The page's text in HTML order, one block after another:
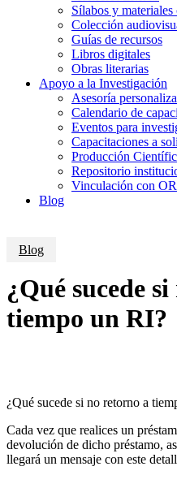
Sílabos y materiales
Colección
Guías de recursos
Libros digitales
Obras literarias
Apoyo a la Investigación
Asesoría
Calendario de
Eventos para
Capacitaciones a
Producción
Repositorio
Vinculación con
Blog
Blog
¿Qué sucede
tiempo un RI?
¿Qué sucede si no retorno a
Cada vez que realices un
devolución de dicho préstamo,
llegará un mensaje con este